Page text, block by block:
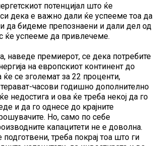
потенцијал што ќе
дека е важно дали ќе успееме тоа да
да бидеме препознаени и дали дел од
ќе успееме да привлечеме.
наведе премиерот, се дека потребите
на европскиот континент до
ќе се зголемат за 22 проценти,
часови годишно дополнително
недостига и ова ќе треба некој да го
и да го однесе до крајните
Но, само по себе
капацитети не е доволна.
подготвени, треба покрај тоа што ги